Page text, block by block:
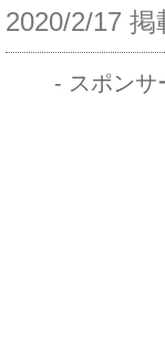
2020/2/17 掲
- スポンサ